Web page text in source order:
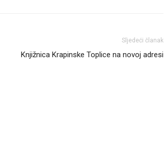
Sljedeći članak
Knjižnica Krapinske Toplice na novoj adresi